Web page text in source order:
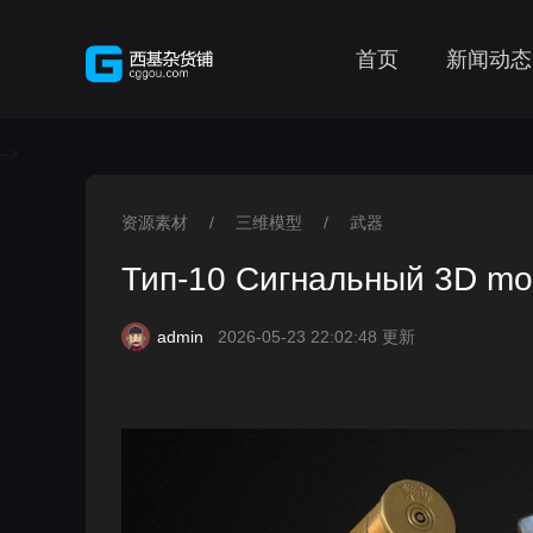
首页 新闻动态
-->
资源素材 / 三维模型 / 武器
Тип-10 Сигнальный 3D
admin 2026-05-23 22:02:48 更新